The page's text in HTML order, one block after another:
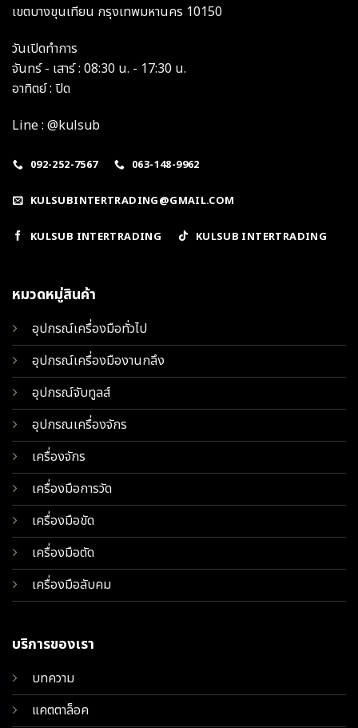
เขตบางขุนเทียน กรุงเทพมหานคร 10150
วันเปิดทำการ
จันทร์ - เสาร์ : 08:30 น. - 17:30 น.
อาทิตย์ : ปิด
Line : @kulsub
092-252-7567 063-148-9962
KULSUBINTERTRADING@GMAIL.COM
KULSUB INTERTRADING KULSUB INTERTRADING
หมวดหมู่สินค้า
อุปกรณ์เครื่องมือทั่วไป
อุปกรณ์เครื่องมืองานกลึง
อุปกรณ์จับทูลส์
อุปกรณเครื่องจักร
เครื่องจักร
เครื่องมือการวัด
เครื่องมือขัด
เครื่องมือตัด
เครื่องมือลับคม
บริการของเรา
บทความ
แคตตาล็อค